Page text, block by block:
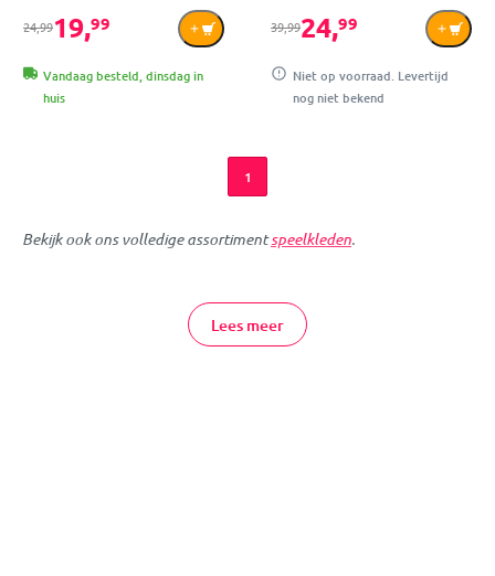
24,9919,99
Vandaag besteld, dinsdag in
huis
39,9924,99
Niet op voorraad. Levertijd
nog niet bekend
1
Bekijk ook ons volledige assortimentspeelkleden.
zich niet meer te vervelen! De speelkleden zijn heerlijk zacht en
hebben een vrolijk design. Ze worden geleverd met
Lees meer